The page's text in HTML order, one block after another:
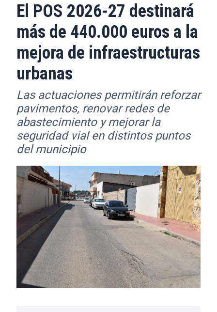
El POS 2026-27 destinará
más de 440.000 euros a la
mejora de infraestructuras
urbanas
Las actuaciones permitirán reforzar
pavimentos, renovar redes de
abastecimiento y mejorar la
seguridad vial en distintos puntos
del municipio